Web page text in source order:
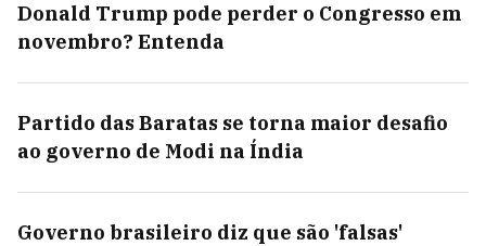
Donald Trump pode perder o Congresso em
novembro? Entenda
Partido das Baratas se torna maior desafio
ao governo de Modi na Índia
Governo brasileiro diz que são 'falsas'